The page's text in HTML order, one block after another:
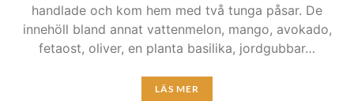
handlade och kom hem med två tunga påsar. De
innehöll bland annat vattenmelon, mango, avokado,
fetaost, oliver, en planta basilika, jordgubbar…
LÄS MER